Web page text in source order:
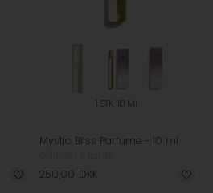
1 STK, 10 ML
Mystic Bliss Parfume - 10 ml
250,00 DKK